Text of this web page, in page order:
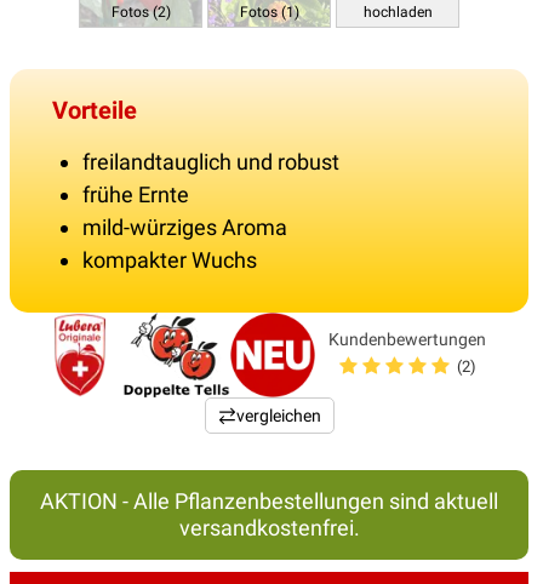
Fotos (2)
Fotos (1)
hochladen
Vorteile
freilandtauglich und robust
frühe Ernte
mild-würziges Aroma
kompakter Wuchs
Kundenbewertungen
(2)
vergleichen
AKTION - Alle Pflanzenbestellungen sind aktuell
versandkostenfrei.